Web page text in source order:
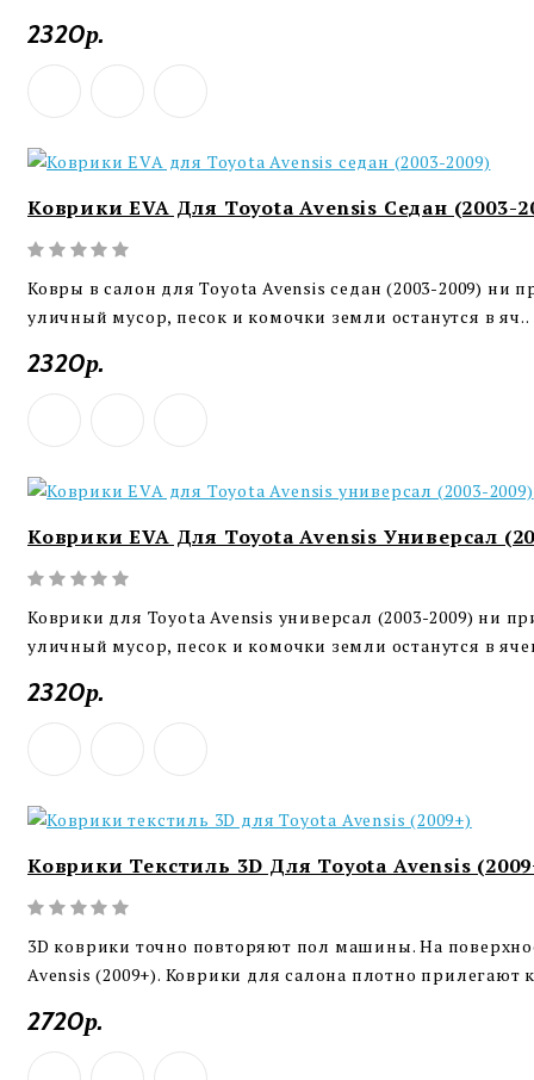
2320р.
Коврики EVA Для Toyota Avensis Седан (2003-
Ковры в салон для Toyota Avensis седан (2003-2009) ни
уличный мусор, песок и комочки земли останутся в яч..
2320р.
Коврики EVA Для Toyota Avensis Универсал
Коврики для Toyota Avensis универсал (2003-2009) ни
уличный мусор, песок и комочки земли останутся в
2320р.
Коврики Текстиль 3D Для Toyota Avensis
3D коврики точно повторяют пол машины. На
Avensis (2009+). Коврики для салона плотно прилегают
2720р.